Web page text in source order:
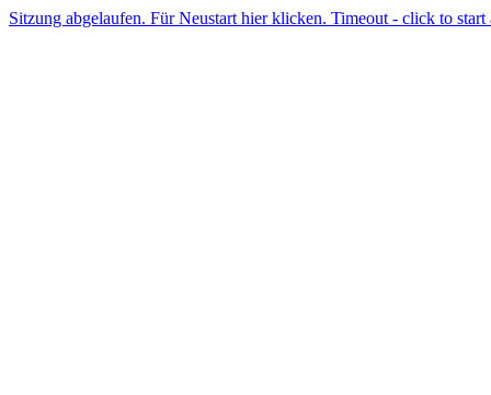
Sitzung abgelaufen. Für Neustart hier klicken. Timeout - click to start